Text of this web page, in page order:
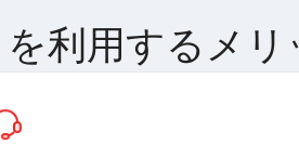
利用するメリ